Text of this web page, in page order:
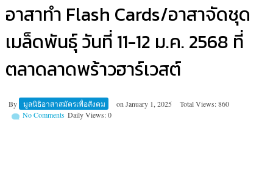
อาสาทำ Flash Cards/อาสาจัดชุด
เมล็ดพันธุ์ วันที่ 11-12 ม.ค. 2568 ที่
ตลาดลาดพร้าวฮาร์เวสต์
By มูลนิธิอาสาสมัครเพื่อสังคม on January 1, 2025
Total Views: 860
Daily Views: 0
No Comments